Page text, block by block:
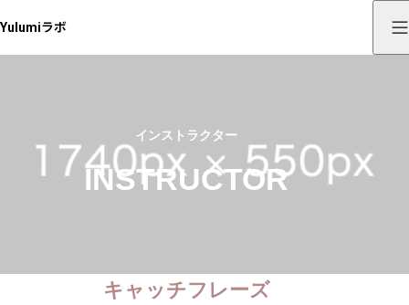
Yulumiラボ
インストラクター
INSTRUCTOR
キャッチフレーズ